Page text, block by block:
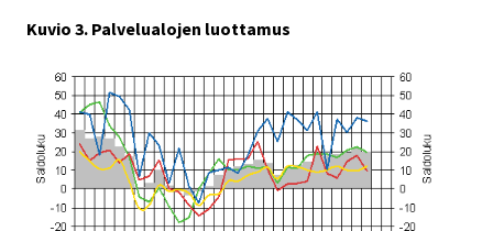
Kuvio 3. Palvelualojen luottamus